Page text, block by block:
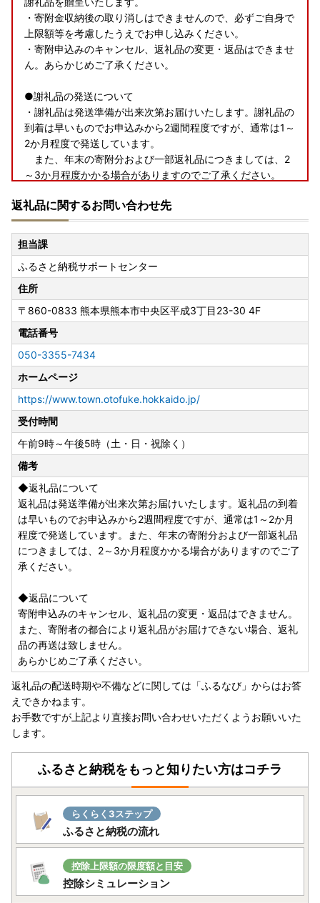
・寄附金収納後の取り消しはできませんので、必ずご自身で
上限額等を考慮したうえでお申し込みください。
・寄附申込みのキャンセル、返礼品の変更・返品はできませ
ん。あらかじめご了承ください。
●謝礼品の発送について
・謝礼品は発送準備が出来次第お届けいたします。謝礼品の
到着は早いものでお申込みから2週間程度ですが、通常は1～
2か月程度で発送しています。
また、年末の寄附分および一部返礼品につきましては、2
～3か月程度かかる場合がありますのでご了承ください。
●長期不在・転居について
・ご寄附から3か月以内で3日間以上の不在日がある場合
や、転居予定がある場合は、申込時に備考欄に入力してくだ
さい。
・申込後に長期不在や転居が決まった場合は、必ず音更町役
場企画課へご連絡ください。※ご連絡がなく謝礼品をお受け
取りいただけなかった場合の再発送はできません。
●証明書の発送について
・証明書は謝礼品とは別に郵便でお届けします。
●ワンストップ特例申請書の提出について
2026年寄附分の提出期限
2027年（令和9年）1月10日（必着）
【提出先】
〒080-0198 北海道河東郡音更町元町2番地 音更町役場 企
画財政部まちづくり課交流推進係 あて
・寄附申出時に申告特例申請書を希望した人には、音更町役
場から申請書を郵送いたします。
●お礼の品発送に関するお問い合わせ
ふるさと納税サポートセンター
TEL：050-3355-7434
～3日を除く)
otofuke@cyber-records.co.jp
返礼品に関するお問い合わせ先
担当課
ふるさと納税サポートセンター
住所
〒860-0833 熊本県熊本市中央区平成3丁目23-30 4F
電話番号
050-3355-7434
ホームページ
https://www.town.otofuke.hokkaido.jp/
受付時間
午前9時～午後5時（土・日・祝除く）
備考
◆返礼品について
返礼品は発送準備が出来次第お届けいたします。返礼品の到着
は早いものでお申込みから2週間程度ですが、通常は1～2か月
程度で発送しています。また、年末の寄附分および一部返礼品
につきましては、2～3か月程度かかる場合がありますのでご了
承ください。
◆返品について
寄附申込みのキャンセル、返礼品の変更・返品はできません。
また、寄附者の都合により返礼品がお届けできない場合、返礼
品の再送は致しません。
あらかじめご了承ください。
返礼品の配送時期や不備などに関しては「ふるなび」からはお答
えできかねます。
お手数ですが上記より直接お問い合わせいただくようお願いいた
します。
ふるさと納税をもっと知りたい方はコチラ
らくらく3ステップ
ふるさと納税の流れ
控除上限額の限度額と目安
控除シミュレーション